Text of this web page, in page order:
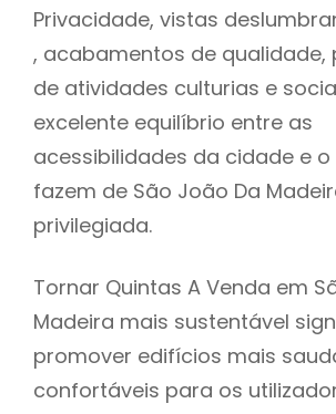
Privacidade, vistas
, acabamentos de qualidade,
de atividades culturias e
excelente equilíbrio entre as
acessibilidades da cidade e o
fazem de São João Da
privilegiada.
Tornar Quintas A Venda em
Madeira mais sustentável
promover edifícios mais
confortáveis para os